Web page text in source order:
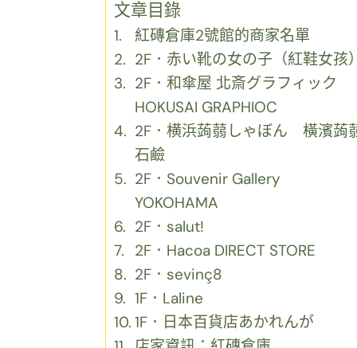
文章目錄
紅磚倉庫2號館的商家名單
2F．赤い靴の女の子（紅鞋女孩
2F．和傘屋 北斎グラフィック
HOKUSAI GRAPHIOC
2F．横浜蒟蒻しゃぼん 橫濱蒟
石鹼
2F．Souvenir Gallery
YOKOHAMA
2F．salut!
2F．Hacoa DIRECT STORE
2F．sevinç8
1F．Laline
1F．日本百貨店あかれんが